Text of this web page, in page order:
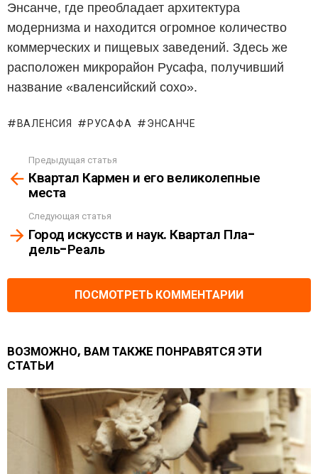
Энсанче, где преобладает архитектура
модернизма и находится огромное количество
коммерческих и пищевых заведений. Здесь же
расположен микрорайон Русафа, получивший
название «валенсийский сохо».
ВАЛЕНСИЯ РУСАФА ЭНСАНЧЕ
See
more
Предыдущая статья
Квартал Кармен и его великолепные
места
Следующая статья
Город искусств и наук. Квартал Пла-
дель-Реаль
ПОСМОТРЕТЬ КОММЕНТАРИИ
ВОЗМОЖНО, ВАМ ТАКЖЕ ПОНРАВЯТСЯ ЭТИ
СТАТЬИ